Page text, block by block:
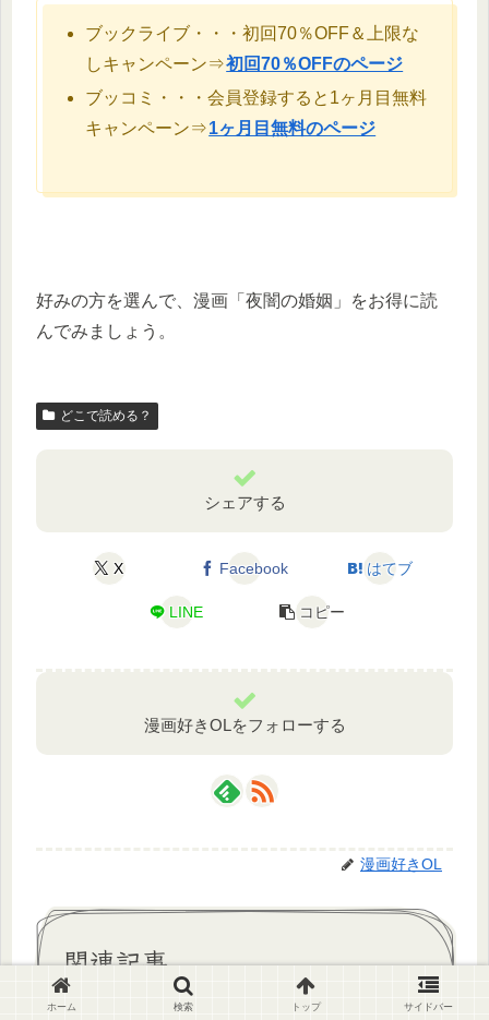
ブックライブ・・・初回70％OFF＆上限な
しキャンペーン⇒初回70％OFFのページ
ブッコミ・・・会員登録すると1ヶ月目無料
キャンペーン⇒1ヶ月目無料のページ
好みの方を選んで、漫画「夜闇の婚姻」をお得に読
んでみましょう。
どこで読める？
シェアする
X Facebook はてブ
LINE コピー
漫画好きOLをフォローする
漫画好きOL
関連記事
ホーム 検索 トップ サイドバー